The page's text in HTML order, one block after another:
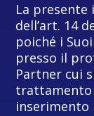
La presente
dell’art. 14
poiché i
presso il
Partner cui
inserimento